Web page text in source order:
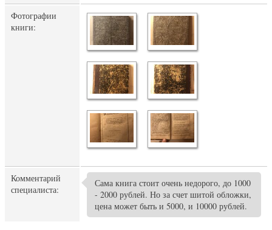
Фотографии
книги:
Комментарий
специалиста:
Сама книга стоит очень недорого, до 1000
- 2000 рублей. Но за счет шитой обложки,
цена может быть и 5000, и 10000 рублей.